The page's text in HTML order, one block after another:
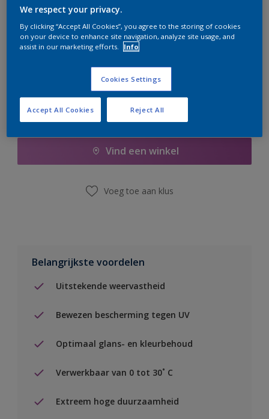
Op dit moment is het niet mogelijk dit product online
te bestellen. Houd de website in de gaten, we werken
er hard aan om de voorraad aan te vullen.
Boodschappenlijst
Vind een winkel
Voeg toe aan klus
Belangrijkste voordelen
Uitstekende weervastheid
Bewezen bescherming tegen UV
Optimaal glans- en kleurbehoud
Verwerkbaar van 0 tot 30˚ C
Extreem hoge duurzaamheid
We respect your privacy.
By clicking “Accept All Cookies”, you agree to the storing of cookies
on your device to enhance site navigation, analyze site usage, and
assist in our marketing efforts.
Info
Cookies Settings
Reject All
Accept All Cookies